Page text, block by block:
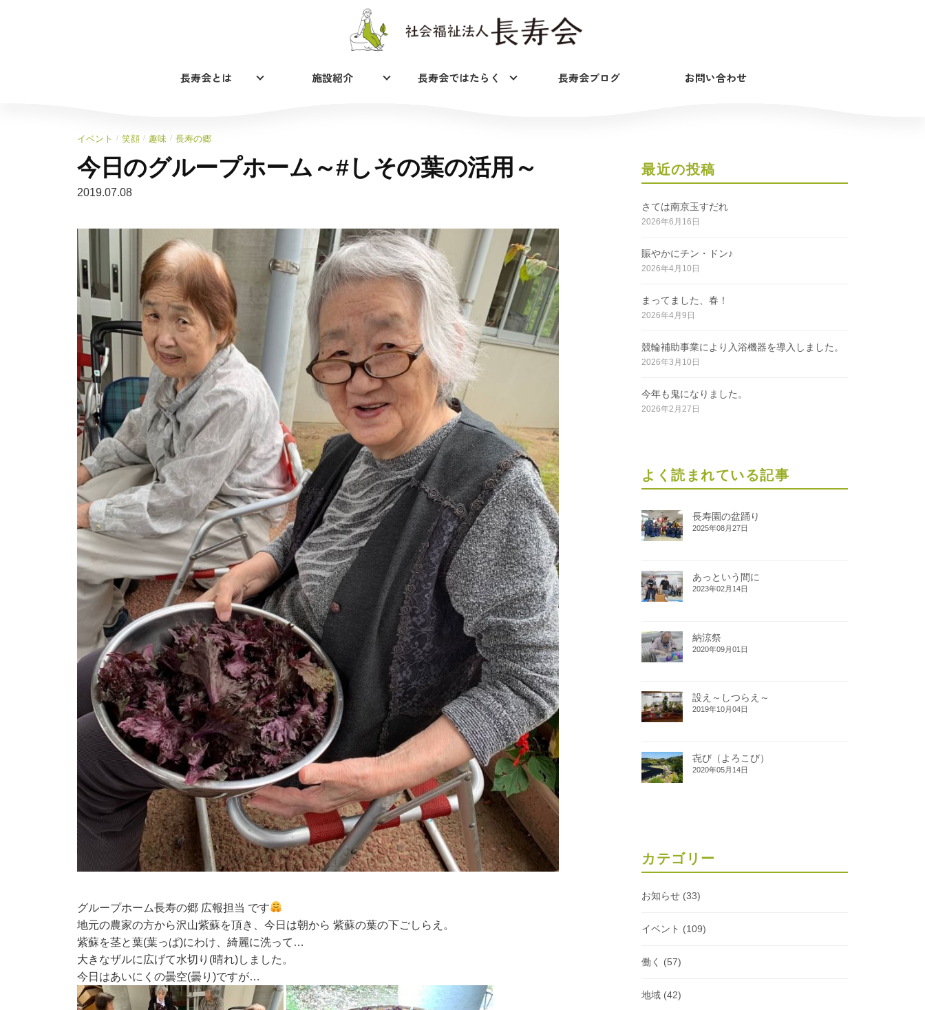
長寿会とは 施設紹介 長寿会ではたらく 長寿会ブログ お問い合わせ
イベント / 笑顔 / 趣味 / 長寿の郷
今日のグループホーム～#しその葉の活用～
2019.07.08
グループホーム長寿の郷 広報担当 です
地元の農家の方から沢山紫蘇を頂き、今日は朝から 紫蘇の葉の下ごしらえ。
紫蘇を茎と葉(葉っぱ)にわけ、綺麗に洗って…
大きなザルに広げて水切り(晴れ)しました。
今日はあいにくの曇空(曇り)ですが…
最近の投稿
さては南京玉すだれ
2026年6月16日
賑やかにチン・ドン♪
2026年4月10日
まってました、春！
2026年4月9日
競輪補助事業により入浴機器を導入しました。
2026年3月10日
今年も鬼になりました。
2026年2月27日
よく読まれている記事
長寿園の盆踊り
2025年08月27日
あっという間に
2023年02月14日
納涼祭
2020年09月01日
設え～しつらえ～
2019年10月04日
㐂び（よろこび）
2020年05月14日
カテゴリー
お知らせ (33)
イベント (109)
働く (57)
地域 (42)